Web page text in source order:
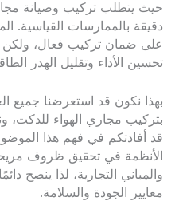
حيث يتطلب تركيب وصيانة
دقيقة بالممارسات
على ضمان تركيب فعال، ولكن
تحسين الأداء وتقليل الهدر
بهذا نكون قد استعرضنا جميع
بتركيب مجاري الهواء للدكت،
قد أفادتكم في فهم هذا
الأنظمة في تحقيق ظروف
والمباني التجارية، لذا ينصح
معايير الجودة والسلامة.